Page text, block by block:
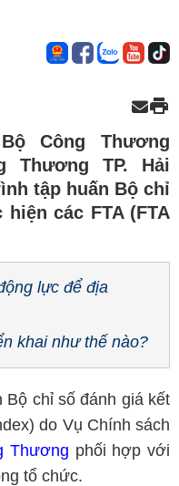
Công Thương
Thương TP. Hải
tập huấn Bộ chỉ
các FTA (FTA
lực để địa
khai như thế nào?
chỉ số đánh giá kết
do Vụ Chính sách
Thương phối hợp với
tổ chức.